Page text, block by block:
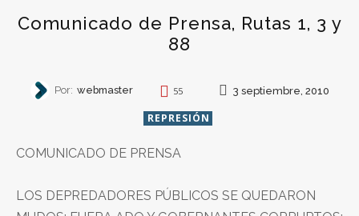
Comunicado de Prensa, Rutas 1, 3 y
88
Por: webmaster 55 3 septiembre, 2010
REPRESIÓN
COMUNICADO DE PRENSA
LOS DEPREDADORES PÚBLICOS SE QUEDARON